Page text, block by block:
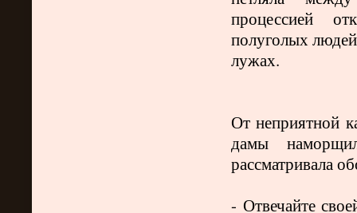
процессией
полуголых
лужах.
От неприятной
дамы
рассматривала
- Отвечайте